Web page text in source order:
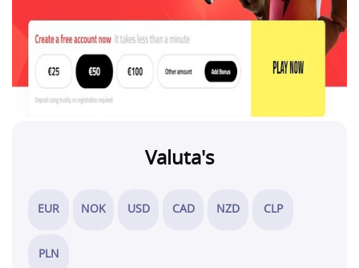
Valuta's
EUR NOK USD CAD NZD CLP
PLN